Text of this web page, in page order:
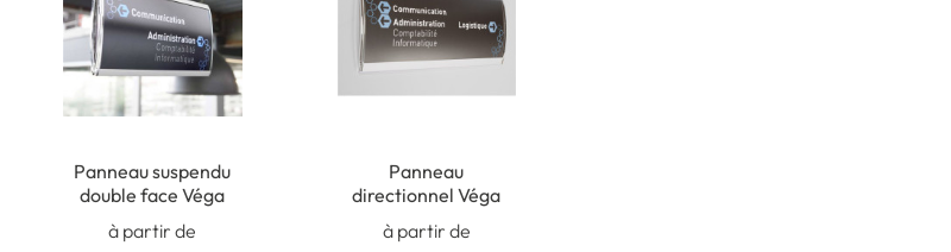
Panneau suspendu
double face Véga
à partir de
Panneau
directionnel Véga
à partir de